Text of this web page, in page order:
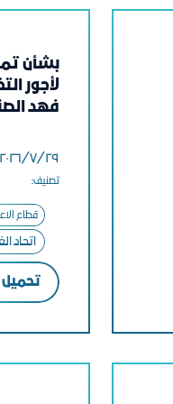
بشأن
لأجور
فهد
٢٩‏/٧‏/٢٠٢٦
تصنيف:
قطاع
اتحاد
تحميل